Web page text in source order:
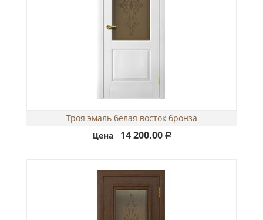
Троя эмаль белая восток бронза
Цена
14 200.00 Р